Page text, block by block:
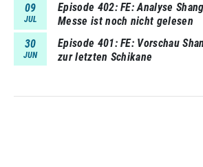
09
JUL
Episode 402 FE: Analyse
Messe ist noch nicht gelesen
30
JUN
Episode 401 FE: Vorschau
zur letzten Schikane